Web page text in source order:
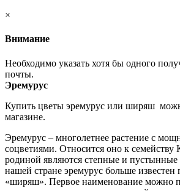
×
Внимание
Необходимо указать хотя бы одного
почты.
Эремурус
Купить цветы эремурус или ширяш
магазине.
Эремурус – многолетнее растение с
соцветиями. Относится оно к семейству
родиной являются степные и
нашей стране эремурус больше известен
«ширяш». Первое наименование можно